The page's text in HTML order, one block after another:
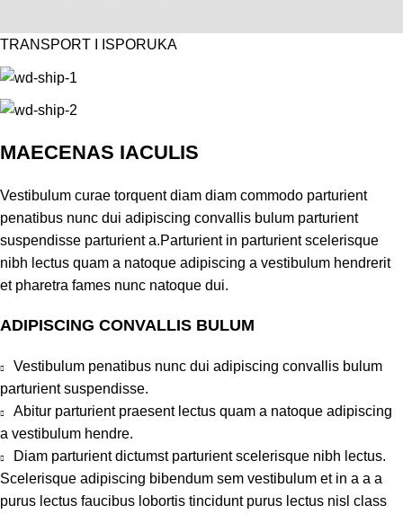
TRANSPORT I ISPORUKA
MAECENAS IACULIS
Vestibulum curae torquent diam diam commodo parturient
penatibus nunc dui adipiscing convallis bulum parturient
suspendisse parturient a.Parturient in parturient scelerisque
nibh lectus quam a natoque adipiscing a vestibulum hendrerit
et pharetra fames nunc natoque dui.
ADIPISCING CONVALLIS BULUM
Vestibulum penatibus nunc dui adipiscing convallis bulum
parturient suspendisse.
Abitur parturient praesent lectus quam a natoque adipiscing
a vestibulum hendre.
Diam parturient dictumst parturient scelerisque nibh lectus.
Scelerisque adipiscing bibendum sem vestibulum et in a a a
purus lectus faucibus lobortis tincidunt purus lectus nisl class